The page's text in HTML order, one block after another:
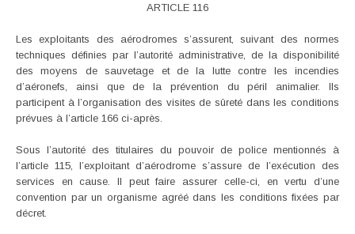
ARTICLE 116
Les exploitants des aérodromes s’assurent, suivant des normes
techniques définies par l’autorité administrative, de la disponibilité
des moyens de sauvetage et de la lutte contre les incendies
d’aéronefs, ainsi que de la prévention du péril animalier. Ils
participent à l’organisation des visites de sûreté dans les conditions
prévues à l’article 166 ci-après.
Sous l’autorité des titulaires du pouvoir de police mentionnés à
l’article 115, l’exploitant d’aérodrome s’assure de l’exécution des
services en cause. Il peut faire assurer celle-ci, en vertu d’une
convention par un organisme agréé dans les conditions fixées par
décret.